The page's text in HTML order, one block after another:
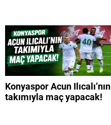
Konyaspor Acun Ilıcalı’nın
takımıyla maç yapacak!